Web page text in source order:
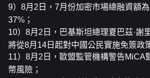
9）8月2日，7月份加密市場總融資額
37%；
10）8月2日，巴基斯坦總理夏巴茲·謝
將從8月14日起對中國公民實施免簽政
11）8月2日，歐盟監管機構警告MiCA
幣風險；